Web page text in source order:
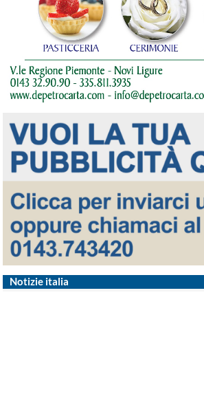
Notizie italia